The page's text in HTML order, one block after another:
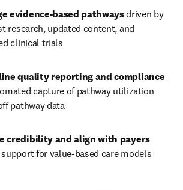
evidence-based pathways driven by
research, updated content, and
clinical trials
quality reporting and compliance
capture of pathway utilization
pathway data
credibility and align with payers
for value-based care models